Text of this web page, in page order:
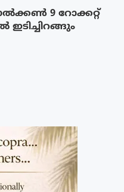
9 റോക്കറ്റ്
ഇടിച്ചിറങ്ങും